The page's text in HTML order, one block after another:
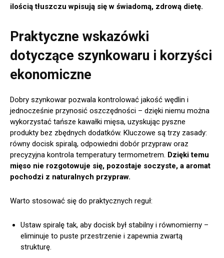
ilością tłuszczu wpisują się w świadomą, zdrową dietę.
Praktyczne wskazówki
dotyczące szynkowaru i korzyści
ekonomiczne
Dobry szynkowar pozwala kontrolować jakość wędlin i
jednocześnie przynosić oszczędności – dzięki niemu można
wykorzystać tańsze kawałki mięsa, uzyskując pyszne
produkty bez zbędnych dodatków. Kluczowe są trzy zasady:
równy docisk spiralą, odpowiedni dobór przypraw oraz
precyzyjna kontrola temperatury termometrem. Dzięki temu
mięso nie rozgotowuje się, pozostaje soczyste, a aromat
pochodzi z naturalnych przypraw.
Warto stosować się do praktycznych reguł:
Ustaw spiralę tak, aby docisk był stabilny i równomierny –
eliminuje to puste przestrzenie i zapewnia zwartą
strukturę.